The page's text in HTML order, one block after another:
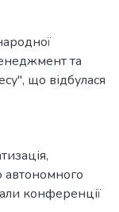
та
що відбулася
,
конференції